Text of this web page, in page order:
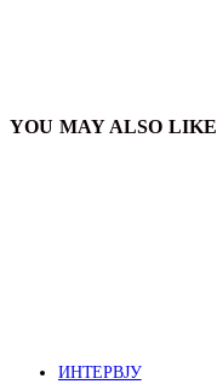
YOU MAY ALSO LIKE
ИНТЕРВЈУ